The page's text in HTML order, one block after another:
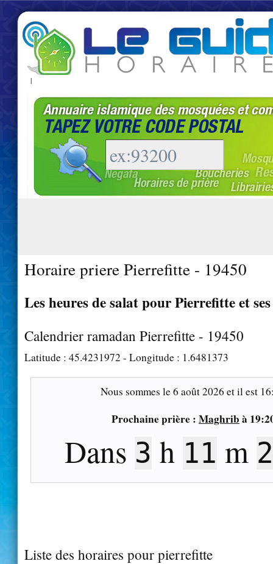
|
Horaire priere Pierrefitte - 19450
Les heures de salat pour Pierrefitte et
Calendrier ramadan Pierrefitte - 19450
Latitude : 45.4231972 - Longitude : 1.6481373
Nous sommes le6 août 2026 et il est
Prochaine prière : Maghrib à
Dans 3 h 11 m
Liste des horaires pour pierrefitte